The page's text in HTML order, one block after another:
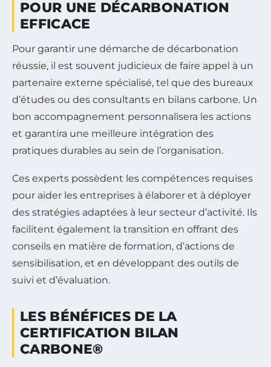
POUR UNE DÉCARBONATION
EFFICACE
Pour garantir une démarche de décarbonation
réussie, il est souvent judicieux de faire appel à un
partenaire externe spécialisé, tel que des bureaux
d’études ou des consultants en bilans carbone. Un
bon accompagnement personnalisera les actions
et garantira une meilleure intégration des
pratiques durables au sein de l’organisation.
Ces experts possèdent les compétences requises
pour aider les entreprises à élaborer et à déployer
des stratégies adaptées à leur secteur d’activité. Ils
facilitent également la transition en offrant des
conseils en matière de formation, d’actions de
sensibilisation, et en développant des outils de
suivi et d’évaluation.
LES BÉNÉFICES DE LA
CERTIFICATION BILAN
CARBONE®